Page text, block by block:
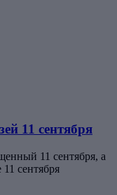
11 сентября
11 сентября, а
сентября